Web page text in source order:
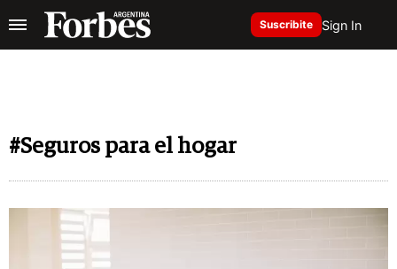
Suscribite Sign In
#Seguros para el hogar